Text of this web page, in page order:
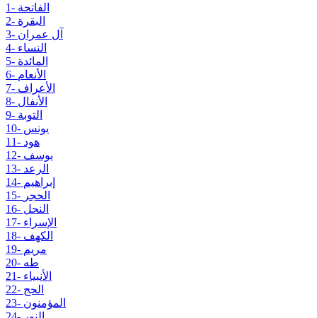
1- الفاتحة
2- البقرة
3- آل عمران
4- النساء
5- المائدة
6- الأنعام
7- الأعراف
8- الأنفال
9- التوبة
10- يونس
11- هود
12- يوسف
13- الرعد
14- إبراهيم
15- الحجر
16- النحل
17- الإسراء
18- الكهف
19- مريم
20- طه
21- الأنبياء
22- الحج
23- المؤمنون